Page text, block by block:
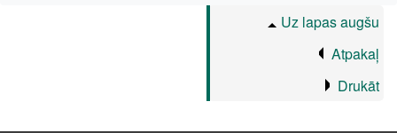
Uz lapas augšu
Atpakaļ
Drukāt